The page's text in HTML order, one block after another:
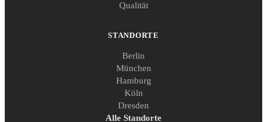
Qualität
STANDORTE
Berlin
München
Hamburg
Köln
Dresden
Alle Standorte